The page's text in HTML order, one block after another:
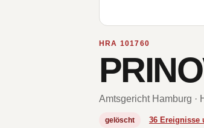
HRA 101760
Amtsgericht Hamburg ·
gelöscht 36 Ereignisse